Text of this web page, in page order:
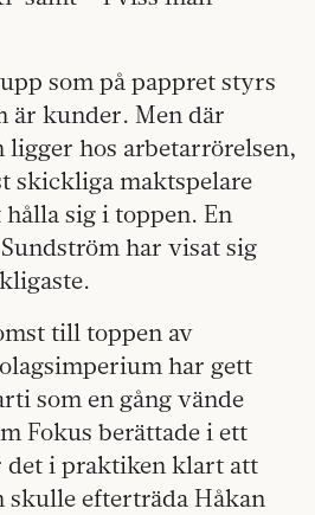
som på pappret styrs
är kunder. Men där
hos arbetarrörelsen,
skickliga maktspelare
sig i toppen. En
har visat sig
till toppen av
har gett
som en gång vände
Fokus berättade i ett
det i praktiken klart att
skulle efterträda Håkan